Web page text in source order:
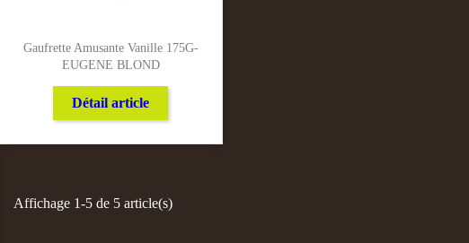
Gaufrette Amusante Vanille 175G-
EUGENE BLOND
Détail article
Affichage 1-5 de 5 article(s)